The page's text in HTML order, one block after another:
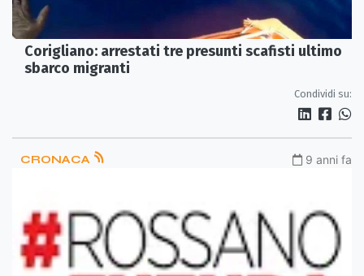
Corigliano: arrestati tre presunti scafisti ultimo
sbarco migranti
Condividi su:
CRONACA 9 anni fa